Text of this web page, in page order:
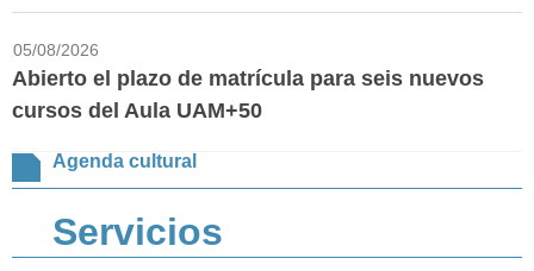
05/08/2026
Abierto el plazo de matrícula para seis nuevos
cursos del Aula UAM+50
Agenda cultural
Servicios